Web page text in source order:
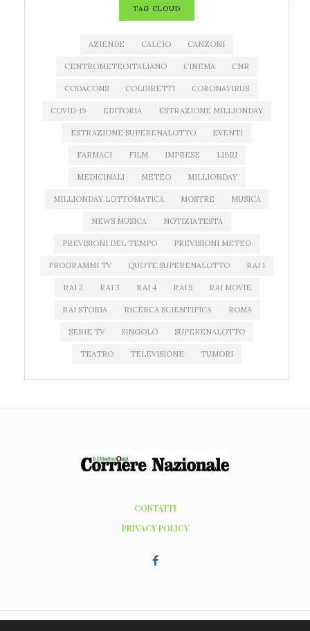
TAG CLOUD
AZIENDE CALCIO CANZONI
CENTROMETEOITALIANO CINEMA CNR
CODACONS COLDIRETTI CORONAVIRUS
COVID-19 EDITORIA ESTRAZIONE MILLIONDAY
ESTRAZIONE SUPERENALOTTO EVENTI
FARMACI FILM IMPRESE LIBRI
MEDICINALI METEO MILLIONDAY
MILLIONDAY LOTTOMATICA MOSTRE MUSICA
NEWS MUSICA NOTIZIATESTA
PREVISIONI DEL TEMPO PREVISIONI METEO
PROGRAMMI TV QUOTE SUPERENALOTTO RAI 1
RAI 2 RAI 3 RAI 4 RAI 5 RAI MOVIE
RAI STORIA RICERCA SCIENTIFICA ROMA
SERIE TV SINGOLO SUPERENALOTTO
TEATRO TELEVISIONE TUMORI
CONTATTI
PRIVACY POLICY